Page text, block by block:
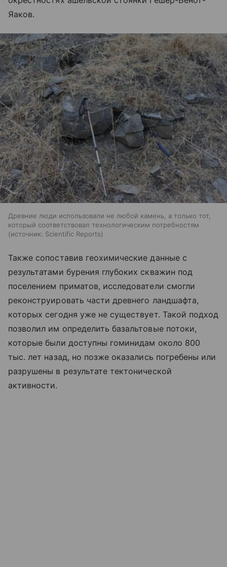
Яаков.
Древние люди использовали не любой камень, а только тот,
который соответствовал технологическим потребностям
источник: Scientific Reports
Также сопоставив геохимические данные с
результатами бурения глубоких скважин под
поселением приматов, исследователи смогли
реконструировать части древнего ландшафта,
которых сегодня уже не существует. Такой подход
позволил им определить базальтовые потоки,
которые были доступны гоминидам около 800
тыс. лет назад, но позже оказались погребены или
разрушены в результате тектонической
активности.